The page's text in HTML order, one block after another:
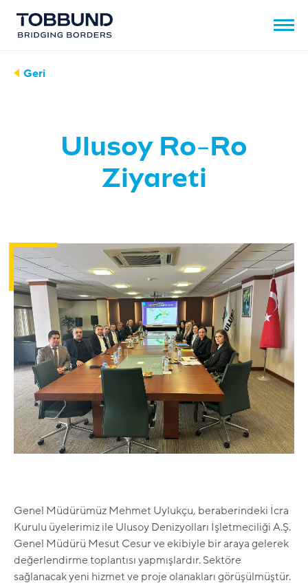
Geri
Ulusoy Ro-Ro
Ziyareti
Genel Müdürümüz Mehmet Uylukçu, beraberindeki İcra
Kurulu üyelerimiz ile Ulusoy Denizyolları İşletmeciliği A.Ş.
Genel Müdürü Mesut Cesur ve ekibiyle bir araya gelerek
değerlendirme toplantısı yapmışlardır. Sektöre
sağlanacak yeni hizmet ve proje olanakları görüşülmüştür.